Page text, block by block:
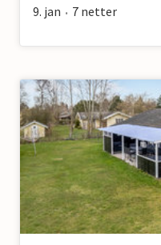
9. jan • 7 netter